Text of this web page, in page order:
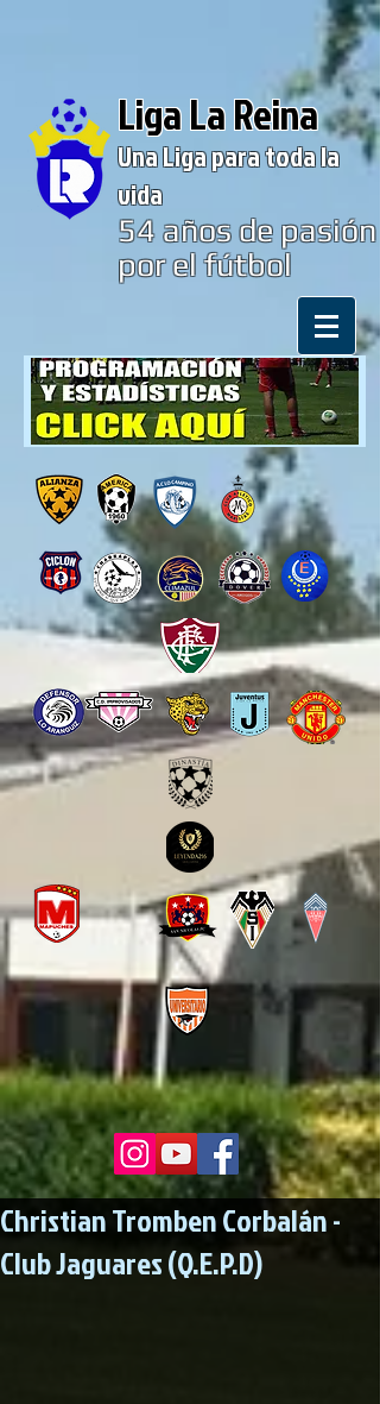
Liga La Reina
Una Liga para toda la
vida
54años de pasión
por el fútbol
Christian Tromben Corbalán -
Club Jaguares (Q.E.P.D)